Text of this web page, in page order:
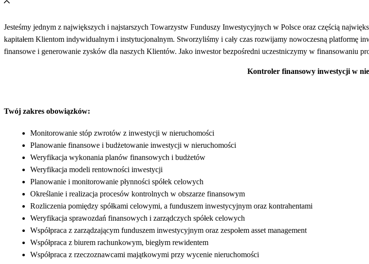
Jesteśmy jednym z największych i najstarszych Towarzystw Funduszy Inwestycyjnych w Polsce oraz częścią
kapitałem Klientom indywidualnym i instytucjonalnym. Stworzyliśmy i cały czas rozwijamy nowoczesną platformę
finansowe i generowanie zysków dla naszych Klientów. Jako inwestor bezpośredni uczestniczymy w finansowaniu
Kontroler finansowy inwestycji w
Twój zakres obowiązków:
Monitorowanie stóp zwrotów z inwestycji w nieruchomości
Planowanie finansowe i budżetowanie inwestycji w nieruchomości
Weryfikacja wykonania planów finansowych i budżetów
Weryfikacja modeli rentowności inwestycji
Planowanie i monitorowanie płynności spółek celowych
Określanie i realizacja procesów kontrolnych w obszarze finansowym
Rozliczenia pomiędzy spółkami celowymi, a funduszem inwestycyjnym oraz kontrahentami
Weryfikacja sprawozdań finansowych i zarządczych spółek celowych
Współpraca z zarządzającym funduszem inwestycyjnym oraz zespołem asset management
Współpraca z biurem rachunkowym, biegłym rewidentem
Współpraca z rzeczoznawcami majątkowymi przy wycenie nieruchomości